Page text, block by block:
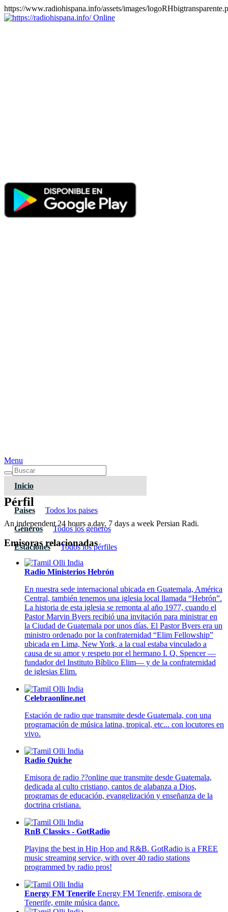
https://www.radiohispana.info/assets/images/
Online
Menu
Inicio
Paises Todos los paises
Géneros Todos los géneros
Estaciones Todos los pérfiles
Pérfil
An independent 24 hours a day, 7 days a week Persian Radi.
Emisoras relacionadas
Radio Ministerios Hebrón
En nuestra sede internacional ubicada en Guatemala, América
Central, también tenemos una iglesia local llamada “Hebrón”.
La historia de esta iglesia se remonta al año 1977, cuando el
Pastor Marvin Byers recibió una invitación para ministrar en
la Ciudad de Guatemala por unos días. El Pastor Byers era un
ministro ordenado por la confraternidad “Elim Fellowship”
ubicada en Lima, New York, a la cual estaba vinculado a
causa de su amor y respeto por el hermano I. Q. Spencer —
fundador del Instituto Bíblico Elim— y de la confraternidad
de iglesias Elim.
Celebraonline.net
Estación de radio que transmite desde Guatemala, con una
programación de música latina, tropical, etc... con locutores en
vivo.
Radio Quiche
Emisora de radio ??online que transmite desde Guatemala,
dedicada al culto cristiano, cantos de alabanza a Dios,
programas de educación, evangelización y enseñanza de la
doctrina cristiana.
RnB Classics - GotRadio
Playing the best in Hip Hop and R&B. GotRadio is a FREE
music streaming service, with over 40 radio stations
programmed by radio pros!
Energy FM Tenerife Energy FM Tenerife, emisora de
Tenerife, emite música dance.